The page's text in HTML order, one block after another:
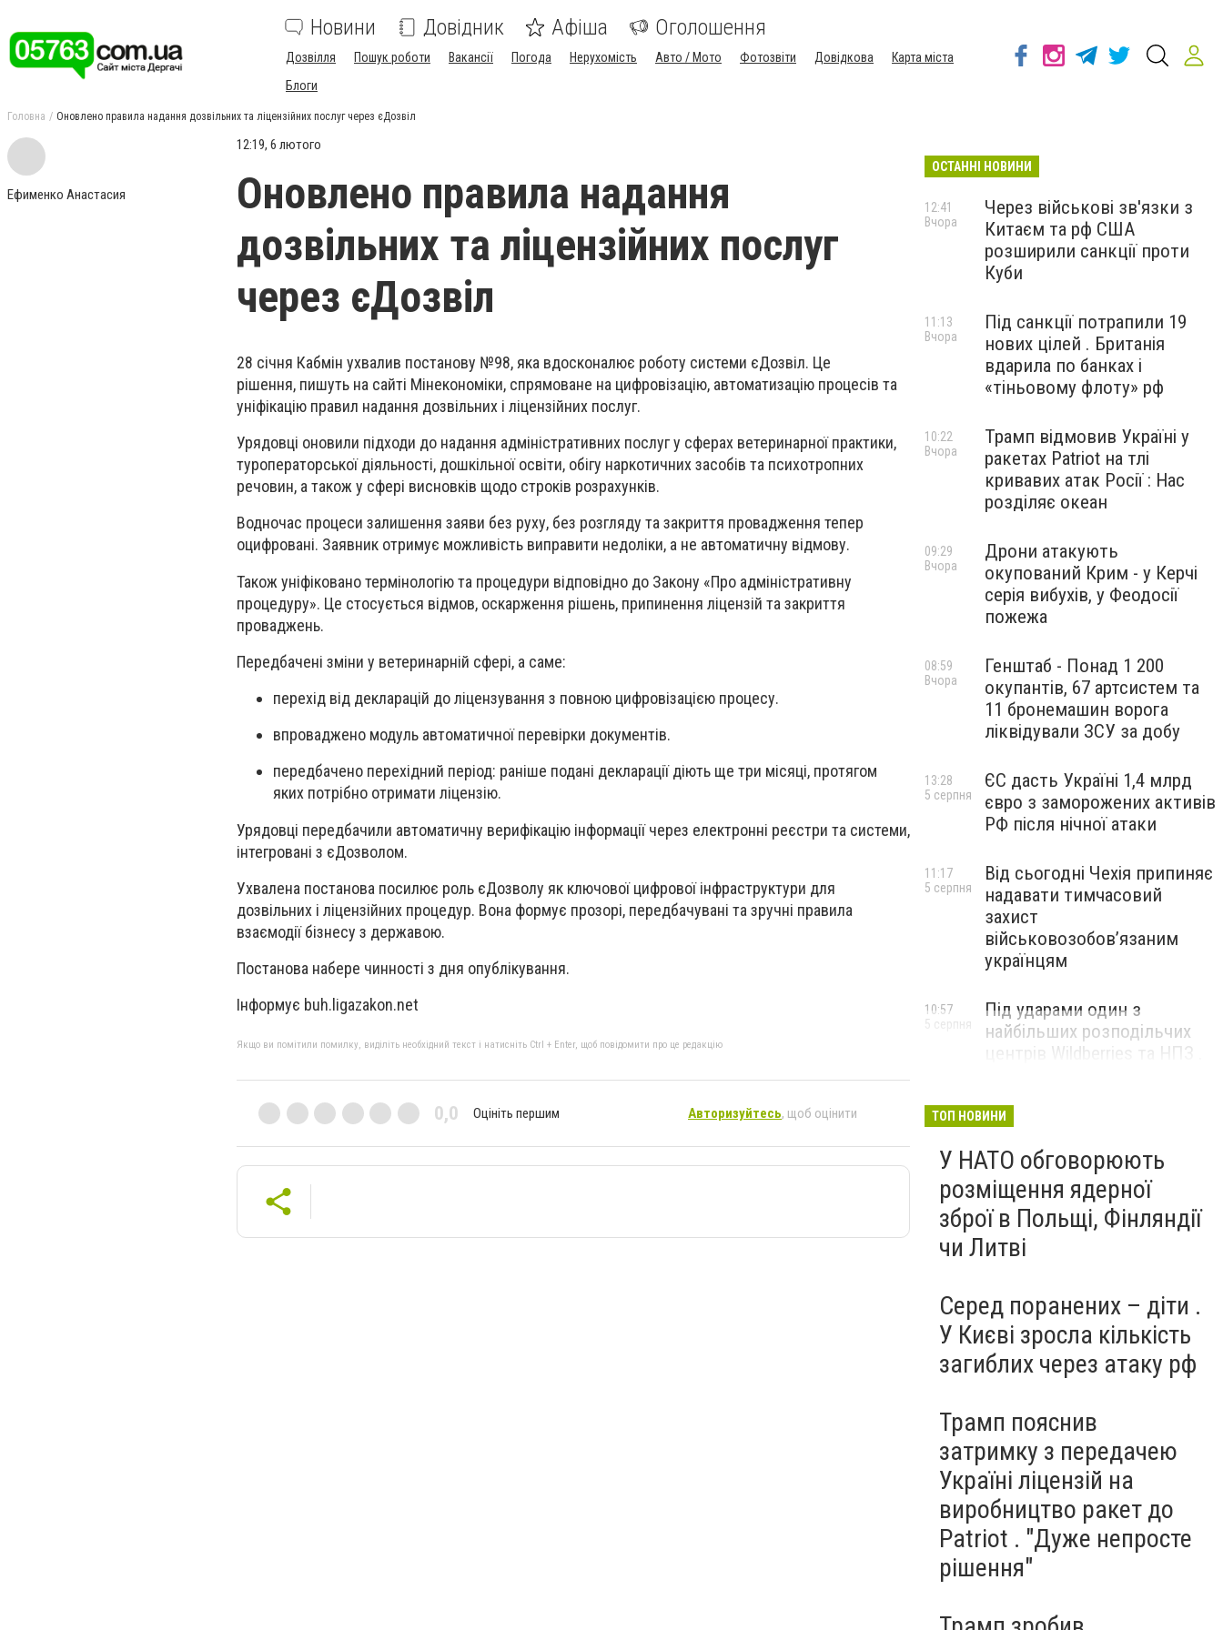
Новини Довідник Афіша Оголошення
Дозвілля Пошук роботи Вакансії Погода Нерухомість Авто / Мото Фотозвіти Довідкова
Карта міста
Блоги
Головна Оновлено правила надання дозвільних та ліцензійних послуг через єДозвіл
Ефименко Анастасия
12:19, 6 лютого
Оновлено правила надання
дозвільних та ліцензійних послуг
через єДозвіл
28 січня Кабмін ухвалив постанову №98, яка вдосконалює роботу системи єДозвіл. Це
рішення, пишуть на сайті Мінекономіки, спрямоване на цифровізацію, автоматизацію процесів та
уніфікацію правил надання дозвільних і ліцензійних послуг.
Урядовці оновили підходи до надання адміністративних послуг у сферах ветеринарної практики,
туроператорської діяльності, дошкільної освіти, обігу наркотичних засобів та психотропних
речовин, а також у сфері висновків щодо строків розрахунків.
Водночас процеси залишення заяви без руху, без розгляду та закриття провадження тепер
оцифровані. Заявник отримує можливість виправити недоліки, а не автоматичну відмову.
Також уніфіковано термінологію та процедури відповідно до Закону «Про адміністративну
процедуру». Це стосується відмов, оскарження рішень, припинення ліцензій та закриття
проваджень.
Передбачені зміни у ветеринарній сфері, а саме:
перехід від декларацій до ліцензування з повною цифровізацією процесу.
впроваджено модуль автоматичної перевірки документів.
передбачено перехідний період: раніше подані декларації діють ще три місяці, протягом
яких потрібно отримати ліцензію.
Урядовці передбачили автоматичну верифікацію інформації через електронні реєстри та системи,
інтегровані з єДозволом.
Ухвалена постанова посилює роль єДозволу як ключової цифрової інфраструктури для
дозвільних і ліцензійних процедур. Вона формує прозорі, передбачувані та зручні правила
взаємодії бізнесу з державою.
Постанова набере чинності з дня опублікування.
Інформує buh.ligazakon.net
Якщо ви помітили помилку, виділіть необхідний текст і натисніть Ctrl + Enter, щоб повідомити про це редакцію
0,0 Оцініть першим Авторизуйтесь, щоб оцінити
ОСТАННІ НОВИНИ
Через військові зв'язки з
Китаєм та рф США
розширили санкції проти
Куби
12:41
Вчора
Під санкції потрапили 19
нових цілей . Британія
вдарила по банках і
«тіньовому флоту» рф
11:13
Вчора
Трамп відмовив Україні у
ракетах Patriot на тлі
кривавих атак Росії : Нас
розділяє океан
10:22
Вчора
Дрони атакують
окупований Крим - у Керчі
серія вибухів, у Феодосії
пожежа
09:29
Вчора
Генштаб - Понад 1 200
окупантів, 67 артсистем та
11 бронемашин ворога
ліквідували ЗСУ за добу
08:59
Вчора
ЄС дасть Україні 1,4 млрд
євро з заморожених активів
РФ після нічної атаки
13:28
5 серпня
Від сьогодні Чехія припиняє
надавати тимчасовий
захист
військовозобов’язаним
українцям
11:17
5 серпня
Під ударами один з
найбільших розподільчих
центрів Wildberries та НПЗ .
10:57
5 серпня
ТОП НОВИНИ
У НАТО обговорюють
розміщення ядерної
зброї в Польщі, Фінляндії
чи Литві
Серед поранених – діти .
У Києві зросла кількість
загиблих через атаку рф
Трамп пояснив
затримку з передачею
Україні ліцензій на
виробництво ракет до
Patriot . "Дуже непросте
рішення"